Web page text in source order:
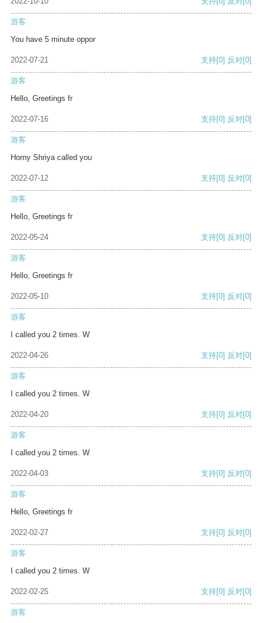
游客
You have 5 minute oppor
2022-07-21 支持[0] 反对[0]
游客
Hello, Greetings fr
2022-07-16 支持[0] 反对[0]
游客
Horny Shriya called you
2022-07-12 支持[0] 反对[0]
游客
Hello, Greetings fr
2022-05-24 支持[0] 反对[0]
游客
Hello, Greetings fr
2022-05-10 支持[0] 反对[0]
游客
I called you 2 times. W
2022-04-26 支持[0] 反对[0]
游客
I called you 2 times. W
2022-04-20 支持[0] 反对[0]
游客
I called you 2 times. W
2022-04-03 支持[0] 反对[0]
游客
Hello, Greetings fr
2022-02-27 支持[0] 反对[0]
游客
I called you 2 times. W
2022-02-25 支持[0] 反对[0]
游客